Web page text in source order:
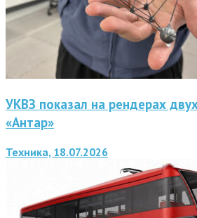
УКВЗ показал на рендерах
«Антар»
Техника, 18.07.2026